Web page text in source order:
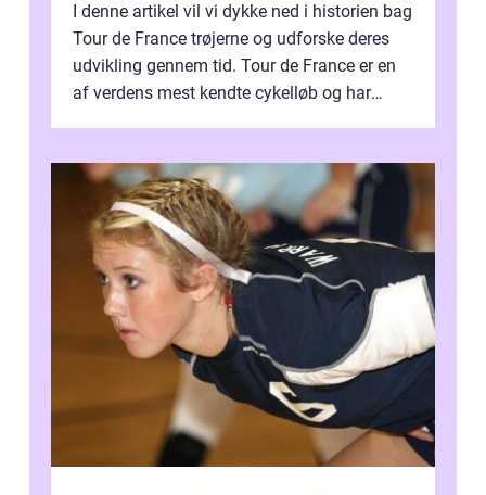
I denne artikel vil vi dykke ned i historien bag
Tour de France trøjerne og udforske deres
udvikling gennem tid. Tour de France er en
af verdens mest kendte cykelløb og har